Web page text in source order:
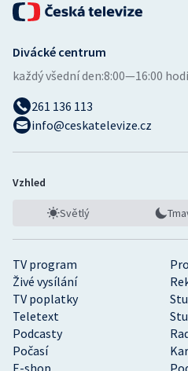
TV program
Živé vysílání
TV poplatky
Teletext
Podcasty
Počasí
E-shop
Divácké centrum
každý všední den:8:00—16:00
261 136 113
info@ceskatelevize.cz
Vzhled
Světlý